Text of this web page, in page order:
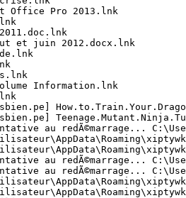
Office Pro 2013.lnk
et juin 2012.docx.lnk
Information.lnk
au redÃ©marrage...
au redÃ©marrage...
au redÃ©marrage...